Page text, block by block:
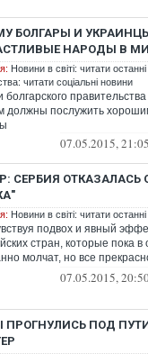
БОЛГАРЫ И
НАРОДЫ В
Новини в світі: читати
читати соціальні новини
должны послужить
07.05.2015, 21:05
СЕРБИЯ ОТКАЗАЛАСЬ
Новини в світі: читати
подвох и явный
стран, которые пока
молчат, но все
07.05.2015,
ПРОГНУЛИСЬ ПОД